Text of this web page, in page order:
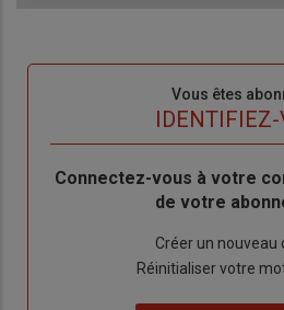
Vous êtes
IDENTIFIEZ-
Body
Connectez-vous à votre
de votre
Créer un nouveau
Réinitialiser votre